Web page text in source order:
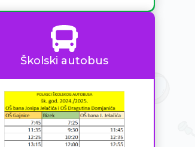
Školski autobus